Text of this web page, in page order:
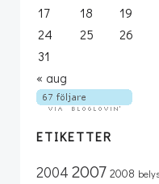
17
18 19
24
25 26
31
« aug
ETIKETTER
2004 2007 2008